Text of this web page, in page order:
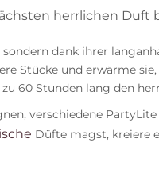
herrlichen Duft
dank ihrer
Stücke und erwärme
60 Stunden lang den
verschiedene
Düfte magst, kreiere